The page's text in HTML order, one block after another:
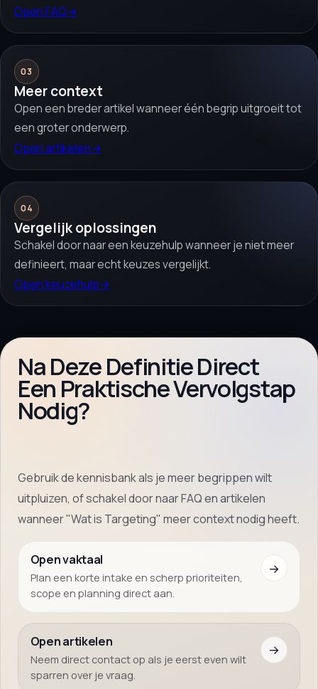
Open FAQ→
03
Meer context
Open een breder artikel wanneer één begrip uitgroeit tot
een groter onderwerp.
Open artikelen→
04
Vergelijk oplossingen
Schakel door naar een keuzehulp wanneer je niet meer
definieert, maar echt keuzes vergelijkt.
Open keuzehulp→
Na Deze Definitie Direct
Een Praktische Vervolgstap
Nodig?
Gebruik de kennisbank als je meer begrippen wilt
uitpluizen, of schakel door naar FAQ en artikelen
wanneer "Wat is Targeting" meer context nodig heeft.
Open vaktaal
Plan een korte intake en scherp prioriteiten,
scope en planning direct aan.
→
Open artikelen
Neem direct contact op als je eerst even wilt
sparren over je vraag.
→